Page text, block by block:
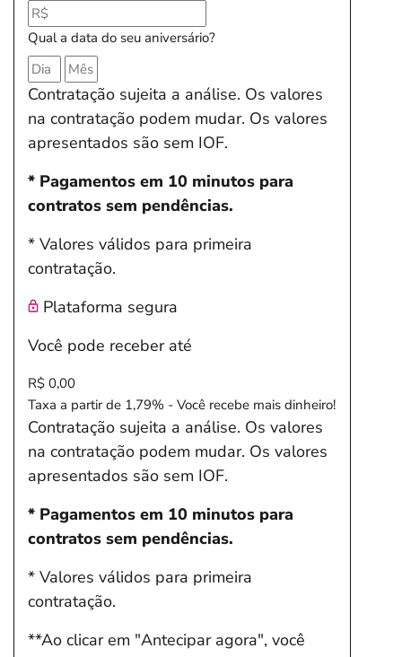
Qual a data do seu aniversário?
Contratação sujeita a análise. Os valores
na contratação podem mudar. Os valores
apresentados são sem IOF.
* Pagamentos em 10 minutos para
contratos sem pendências.
* Valores válidos para primeira
contratação.
Plataforma segura
Você pode receber até
R$ 0,00
Taxa a partir de 1,79% - Você recebe mais dinheiro!
Contratação sujeita a análise. Os valores
na contratação podem mudar. Os valores
apresentados são sem IOF.
* Pagamentos em 10 minutos para
contratos sem pendências.
* Valores válidos para primeira
contratação.
**Ao clicar em "Antecipar agora", você